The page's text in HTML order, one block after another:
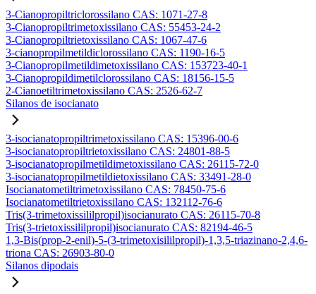
3-Cianopropiltriclorossilano CAS: 1071-27-8
3-Cianopropiltrimetoxissilano CAS: 55453-24-2
3-Cianopropiltrietoxissilano CAS: 1067-47-6
3-cianopropilmetildiclorossilano CAS: 1190-16-5
3-Cianopropilmetildimetoxissilano CAS: 153723-40-1
3-Cianopropildimetilclorossilano CAS: 18156-15-5
2-Cianoetiltrimetoxissilano CAS: 2526-62-7
Silanos de isocianato
3-isocianatopropiltrimetoxissilano CAS: 15396-00-6
3-isocianatopropiltrietoxissilano CAS: 24801-88-5
3-isocianatopropilmetildimetoxissilano CAS: 26115-72-0
3-isocianatopropilmetildietoxissilano CAS: 33491-28-0
Isocianatometiltrimetoxissilano CAS: 78450-75-6
Isocianatometiltrietoxissilano CAS: 132112-76-6
Tris(3-trimetoxissililpropil)isocianurato CAS: 26115-70-8
Tris(3-trietoxissililpropil)isocianurato CAS: 82194-46-5
1,3-Bis(prop-2-enil)-5-(3-trimetoxisililpropil)-1,3,5-triazinano-2,4,6-
triona CAS: 26903-80-0
Silanos dipodais